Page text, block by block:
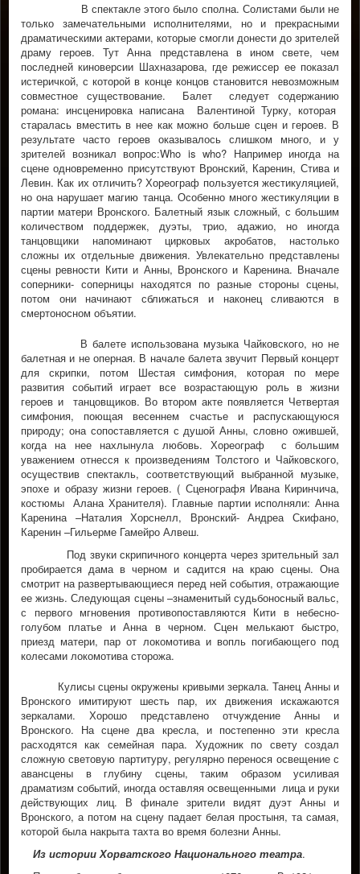
В спектакле этого было сполна. Солистами были не
только замечательными исполнителями, но и прекрасными
драматическими актерами, которые смогли донести до зрителей
драму героев. Тут Анна представлена в ином свете, чем
последней киноверсии Шахназарова, где режиссер ее показал
истеричкой, с которой в конце концов становится невозможным
совместное существование. Балет следует содержанию
романа: инсценировка написана Валентиной Турку, которая
старалась вместить в нее как можно больше сцен и героев. В
результате часто героев оказывалось слишком много, и у
зрителей возникал вопрос:Who is who? Например иногда на
сцене одновременно присутствуют Вронский, Каренин, Стива и
Левин. Как их отличить? Хореограф пользуется жестикуляцией,
но она нарушает магию танца. Особенно много жестикуляции в
партии матери Вронского. Балетный язык сложный, с большим
количеством поддержек, дуэты, трио, адажио, но иногда
танцовщики напоминают цирковых акробатов, настолько
сложны их отдельные движения. Увлекательно представлены
сцены ревности Кити и Анны, Вронского и Каренина. Вначале
соперники- соперницы находятся по разные стороны сцены,
потом они начинают сближаться и наконец сливаются в
смертоносном объятии.
В балете использована музыка Чайковского, но не
балетная и не оперная. В начале балета звучит Первый концерт
для скрипки, потом Шестая симфония, которая по мере
развития событий играет все возрастающую роль в жизни
героев и танцовщиков. Во втором акте появляется Четвертая
симфония, поющая весеннем счастье и распускающуюся
природу; она сопоставляется с душой Анны, словно ожившей,
когда на нее нахлынула любовь. Хореограф с большим
уважением отнесся к произведениям Толстого и Чайковского,
осуществив спектакль, соответствующий выбранной музыке,
эпохе и образу жизни героев. ( Сценографя Ивана Киринчича,
костюмы Алана Хранителя). Главные партии исполняли: Анна
Каренина –Наталия Хорснелл, Вронский- Андреа Скифано,
Каренин –Гильерме Гамейро Алвеш.
Под звуки скрипичного концерта через зрительный зал
пробирается дама в черном и садится на краю сцены. Она
смотрит на развертывающиеся перед ней события, отражающие
ее жизнь. Следующая сцены –знаменитый судьбоносный вальс,
с первого мгновения противопоставляются Кити в небесно-
голубом платье и Анна в черном. Сцен мелькают быстро,
приезд матери, пар от локомотива и вопль погибающего под
колесами локомотива сторожа.
Кулисы сцены окружены кривыми зеркала. Танец Анны и
Вронского имитируют шесть пар, их движения искажаются
зеркалами. Хорошо представлено отчуждение Анны и
Вронского. На сцене два кресла, и постепенно эти кресла
расходятся как семейная пара. Художник по свету создал
сложную световую партитуру, регулярно перенося освещение с
авансцены в глубину сцены, таким образом усиливая
драматизм событий, иногда оставляя освещенными лица и руки
действующих лиц. В финале зрители видят дуэт Анны и
Вронского, а потом на сцену падает белая простыня, та самая,
которой была накрыта тахта во время болезни Анны.
Из истории Хорватского Национального театра.